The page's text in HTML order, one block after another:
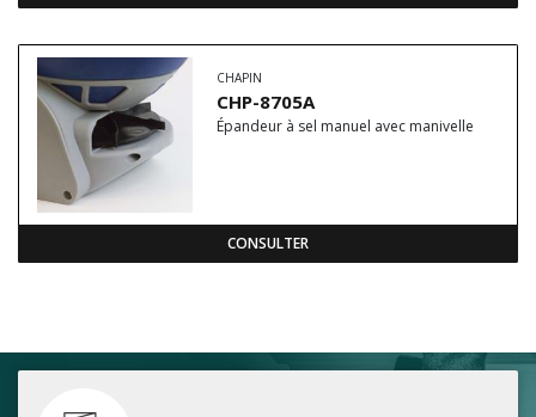
CHAPIN
CHP-8705A
Épandeur à sel manuel avec manivelle
CONSULTER